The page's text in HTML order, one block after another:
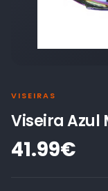
VISEIRAS
Viseira Azul
41.99€